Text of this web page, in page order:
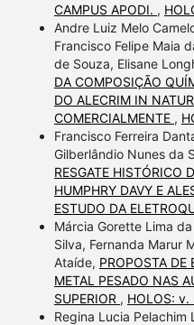
CAMPUS APODI. ,
Andre Luiz Melo
Francisco Felipe Maia
de Souza, Elisane
DA COMPOSIÇÃO
DO ALECRIM IN
COMERCIALMENTE ,
Francisco Ferreira
Gilberlândio Nunes da
RESGATE HISTÓRICO
HUMPHRY DAVY E
ESTUDO DA
Márcia Gorette Lima
Silva, Fernanda Marur
Ataíde, PROPOSTA DE
METAL PESADO NAS
SUPERIOR , HOLOS: v.
Regina Lucia